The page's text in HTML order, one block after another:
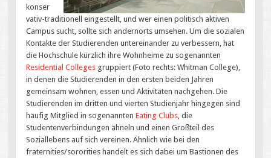
konser
vativ-traditionell eingestellt, und wer einen politisch aktiven
Campus sucht, sollte sich andernorts umsehen. Um die sozialen
Kontakte der Studierenden untereinander zu verbessern, hat
die Hochschule kürzlich ihre Wohnheime zu sogenannten
Residential Colleges gruppiert (Foto rechts: Whitman College),
in denen die Studierenden in den ersten beiden Jahren
gemeinsam wohnen, essen und Aktivitäten nachgehen. Die
Studierenden im dritten und vierten Studienjahr hingegen sind
häufig Mitglied in sogenanntenEating Clubs , die
Studentenverbindungen ähneln und einen Großteil des
Soziallebens auf sich vereinen. Ähnlich wie bei den
fraternities/sororities handelt es sich dabei um Bastionen des